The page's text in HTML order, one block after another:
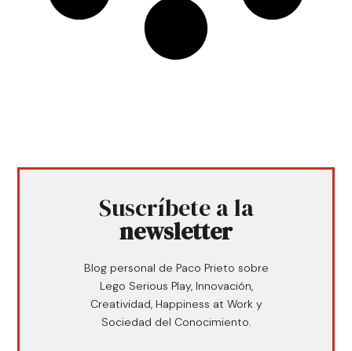
Suscríbete a la
newsletter
Blog personal de Paco Prieto sobre
Lego Serious Play, Innovación,
Creatividad, Happiness at Work y
Sociedad del Conocimiento.